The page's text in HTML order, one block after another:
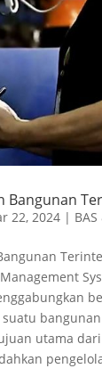
Bangunan
22, 2024|
utama